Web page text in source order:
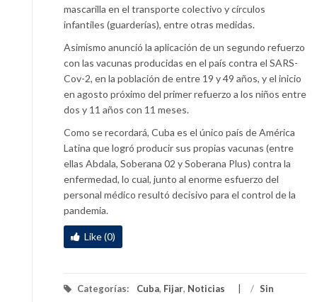
mascarilla en el transporte colectivo y círculos
infantiles (guarderías), entre otras medidas.
Asimismo anunció la aplicación de un segundo refuerzo
con las vacunas producidas en el país contra el SARS-
Cov-2, en la población de entre 19 y 49 años, y el inicio
en agosto próximo del primer refuerzo a los niños entre
dos y 11 años con 11 meses.
Como se recordará, Cuba es el único país de América
Latina que logró producir sus propias vacunas (entre
ellas Abdala, Soberana 02 y Soberana Plus) contra la
enfermedad, lo cual, junto al enorme esfuerzo del
personal médico resultó decisivo para el control de la
pandemia.
Like (0)
Categorías: Cuba, Fijar, Noticias / Sin